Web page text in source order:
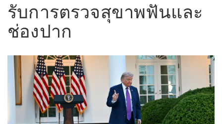
รับการตรวจสุขาพฟันและ
ช่องปาก